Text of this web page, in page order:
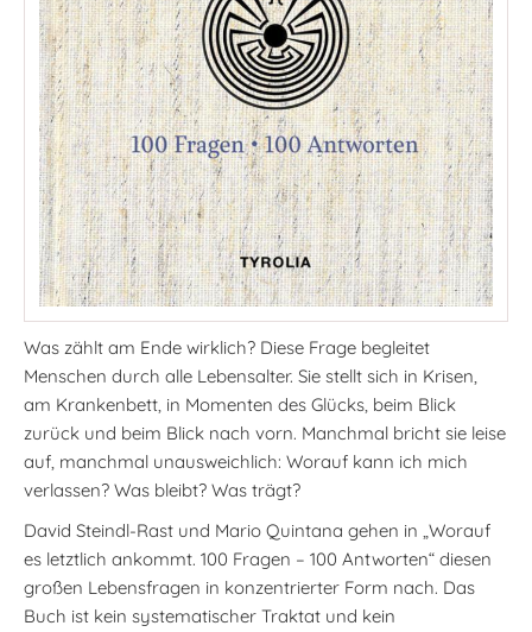
Was zählt am Ende wirklich? Diese Frage begleitet
Menschen durch alle Lebensalter. Sie stellt sich in Krisen,
am Krankenbett, in Momenten des Glücks, beim Blick
zurück und beim Blick nach vorn. Manchmal bricht sie leise
auf, manchmal unausweichlich: Worauf kann ich mich
verlassen? Was bleibt? Was trägt?
David Steindl-Rast und Mario Quintana gehen in „Worauf
es letztlich ankommt. 100 Fragen – 100 Antworten“ diesen
großen Lebensfragen in konzentrierter Form nach. Das
Buch ist kein systematischer Traktat und kein